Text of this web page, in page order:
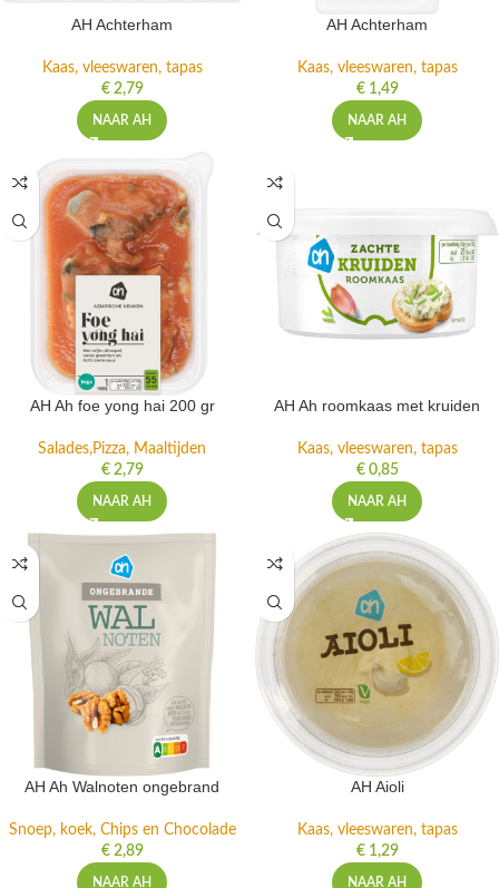
AH Achterham
Kaas, vleeswaren, tapas
€2,79
NAAR AH
AH Achterham
Kaas, vleeswaren, tapas
€1,49
NAAR AH
AH Ah foe yong hai 200 gr
Salades,Pizza, Maaltijden
€2,79
NAAR AH
AH Ah roomkaas met kruiden
Kaas, vleeswaren, tapas
€0,85
NAAR AH
AH Ah Walnoten ongebrand
Snoep, koek, Chips en Chocolade
€2,89
NAAR AH
AH Aioli
Kaas, vleeswaren, tapas
€1,29
NAAR AH